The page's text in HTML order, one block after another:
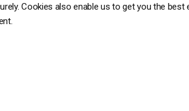
Cookies also enable us to get you the best
Documentación de Reproductor API